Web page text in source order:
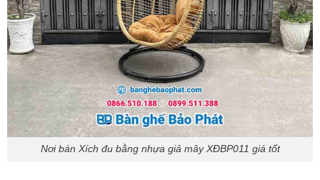
Nơi bán Xích đu bằng nhựa giả mây XĐBP011 giá tốt